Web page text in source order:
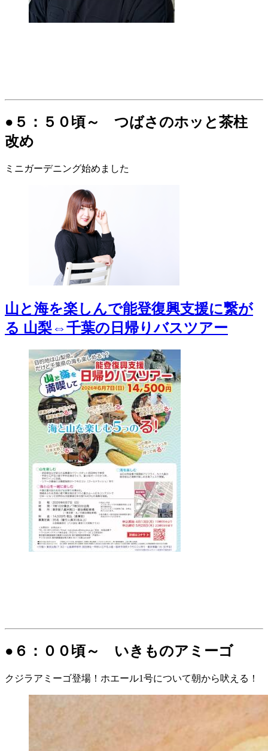
●５：５０頃～ つばさのホッと茶柱
改め
ミニガーデニング始めました
山と海を楽しんで能登復興支援に繋が
る 山梨⇔千葉の日帰りバスツアー
●６：００頃～ いきものアミーゴ
クジラアミーゴ登場！ホエール1号について朝から吠える！